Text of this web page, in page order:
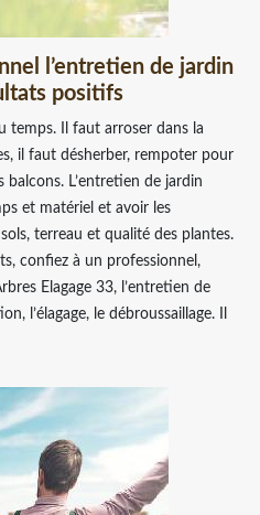
l’entretien de jardin
positifs
temps. Il faut arroser dans la
il faut désherber, rempoter pour
balcons. L’entretien de jardin
et matériel et avoir les
terreau et qualité des plantes.
confiez à un professionnel,
Elagage 33, l’entretien de
l’élagage, le débroussaillage. Il